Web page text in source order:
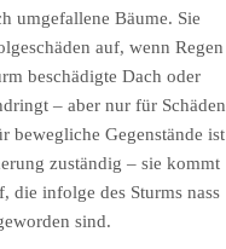
umgefallene Bäume. Sie
auf, wenn Regen
beschädigte Dach oder
– aber nur für Schäden
bewegliche Gegenstände ist
zuständig – sie kommt
die infolge des Sturms nass
sind.